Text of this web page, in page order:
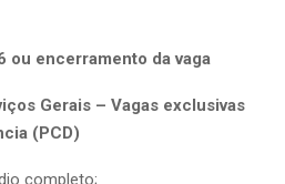
ou encerramento da vaga
Gerais – Vagas exclusivas
(PCD)
completo;